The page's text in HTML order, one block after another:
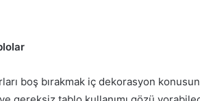
boş bırakmak iç dekorasyon